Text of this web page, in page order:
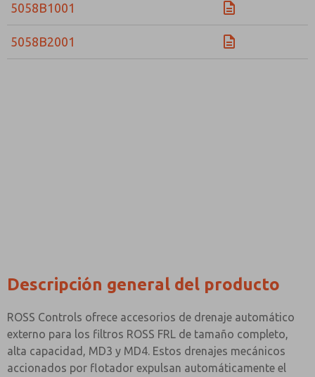
5058B1001
5058B2001
Descripción general del producto
ROSS Controls ofrece accesorios de drenaje automático
externo para los filtros ROSS FRL de tamaño completo,
alta capacidad, MD3 y MD4. Estos drenajes mecánicos
accionados por flotador expulsan automáticamente el
solicitud. Al enviar el formulario de contacto, acepto el